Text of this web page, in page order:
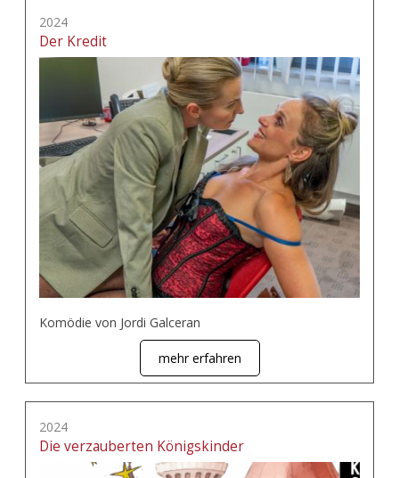
2024
Der Kredit
Komödie von Jordi Galceran
mehr erfahren
2024
Die verzauberten Königskinder